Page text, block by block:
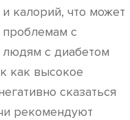
калорий, что может
проблемам с
с диабетом
как высокое
сказаться
рекомендуют